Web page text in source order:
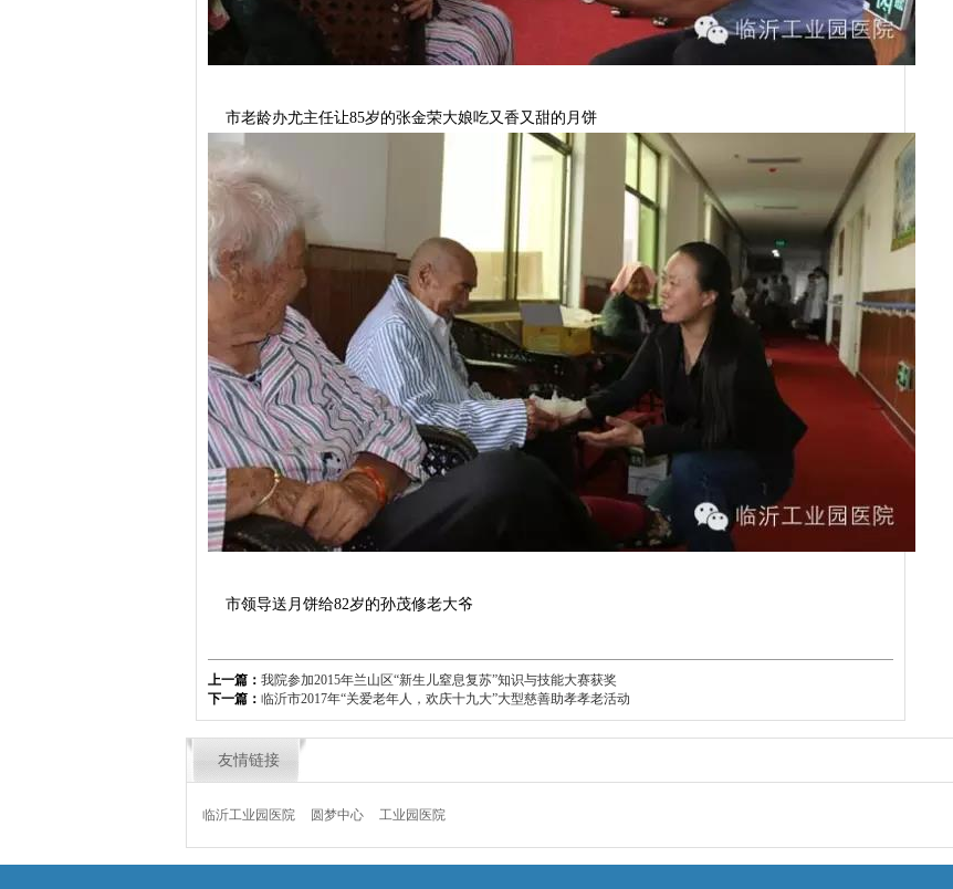
市老龄办尤主任让85岁的张金荣大娘吃又香又甜的月饼
市领导送月饼给82岁的孙茂修老大爷
上一篇： 我院参加2015年兰山区“新生儿窒息复苏”知识与技能大赛获奖
下一篇： 临沂市2017年“关爱老年人，欢庆十九大”大型慈善助孝孝老活动
友情链接
临沂工业园医院 圆梦中心 工业园医院